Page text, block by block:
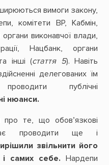
вимоги закону,
комітети ВР, Кабмін,
органи виконавчої влади,
Нацбанк, органи
інші (стаття 5). Навіть
делегованих їм
публічні
нюанси.
те, що обов’язкові
має проводити ще і
звільнити його
і самих себе. Нардепи